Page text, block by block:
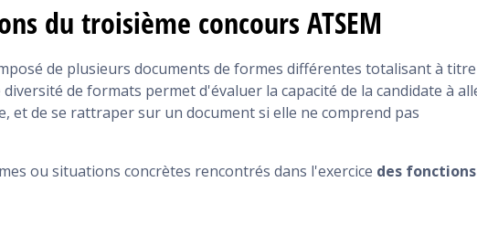
du troisième concours ATSEM
de plusieurs documents de formes différentes totalisant à titre
diversité de formats permet d'évaluer la capacité de la candidate à
et de se rattraper sur un document si elle ne comprend pas
ou situations concrètes rencontrés dans l'exercice des fonctions